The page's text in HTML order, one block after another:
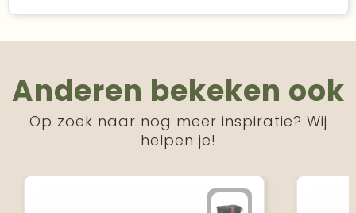
Anderen bekeken ook
Op zoek naar nog meer inspiratie? Wij
helpen je!